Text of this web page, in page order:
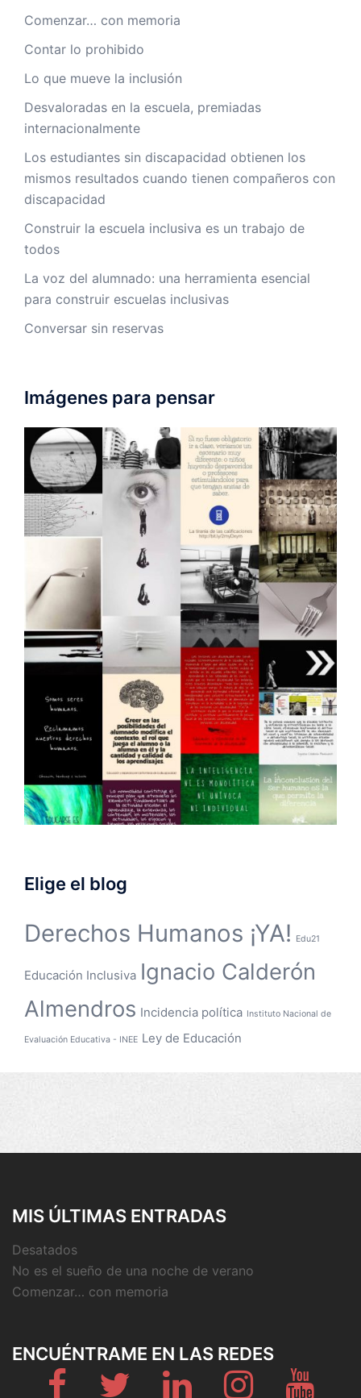
Comenzar… con memoria
Contar lo prohibido
Lo que mueve la inclusión
Desvaloradas en la escuela, premiadas
internacionalmente
Los estudiantes sin discapacidad obtienen los
mismos resultados cuando tienen compañeros con
discapacidad
Construir la escuela inclusiva es un trabajo de
todos
La voz del alumnado: una herramienta esencial
para construir escuelas inclusivas
Conversar sin reservas
Imágenes para pensar
Elige el blog
Derechos Humanos ¡YA! Edu21
Educación Inclusiva Ignacio Calderón
Almendros Incidencia política Instituto Nacional de
Evaluación Educativa - INEE Ley de Educación
MIS ÚLTIMAS ENTRADAS
Desatados
No es el sueño de una noche de verano
Comenzar… con memoria
ENCUÉNTRAME EN LAS REDES
Fb Twitter Linkedin Instagram